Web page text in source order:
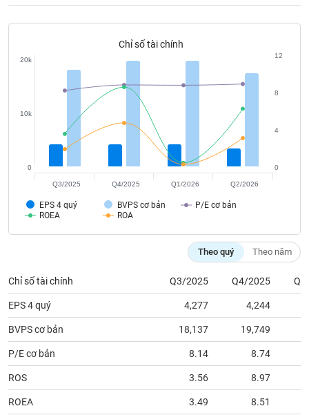
Chỉ số tài chính
EPS 4 quý BVPS cơ bản
P/E cơ bản
ROEA
ROA
0
10k
20k
0
4
8
12
Q3/2025 Q4/2025 Q1/2026 Q2/2026
Theo quý Theo năm
Chỉ số tài chính Q3/2025 Q4/2025
EPS 4 quý 4,277 4,244
BVPS cơ bản 18,137 19,749
P/E cơ bản 8.14 8.74
ROS 3.56 8.97
ROEA 3.49 8.51
liệu